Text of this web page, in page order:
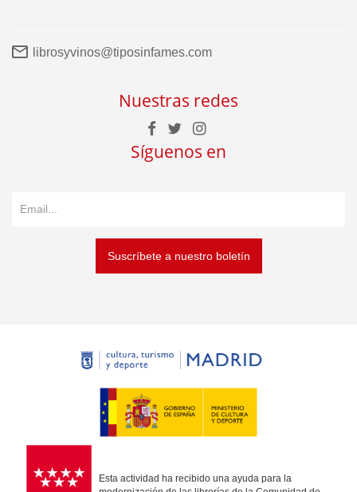
librosyvinos@tiposinfames.com
Nuestras redes
Síguenos en
Suscríbete a nuestro boletín
Esta actividad ha recibido una ayuda para la